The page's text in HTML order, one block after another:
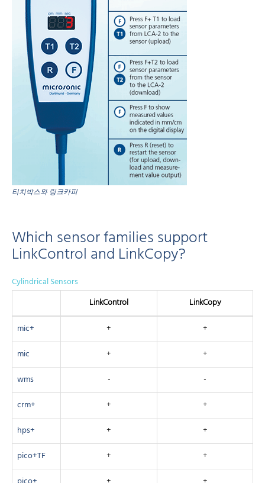
티치박스와 링크카피
Which sensor families support
LinkControl and LinkCopy?
Cylindrical Sensors
Link­Control
Link­Copy
mic+
+
+
mic
+
+
wms
-
-
crm+
+
+
hps+
+
+
pico+TF
+
+